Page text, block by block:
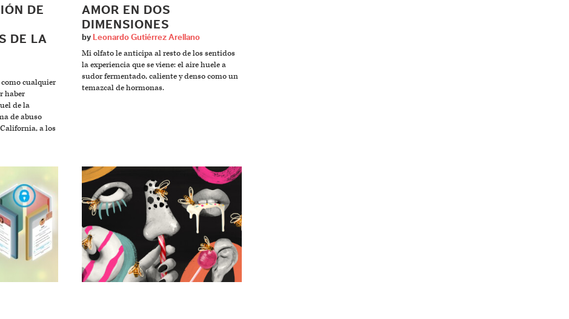
DE
DE LA
cualquier
haber
de la
de abuso
a los
AMOR EN DOS
DIMENSIONES
by Leonardo Gutiérrez Arellano
Mi olfato le anticipa al resto de los sentidos
la experiencia que se viene: el aire huele a
sudor fermentado, caliente y denso como un
temazcal de hormonas.